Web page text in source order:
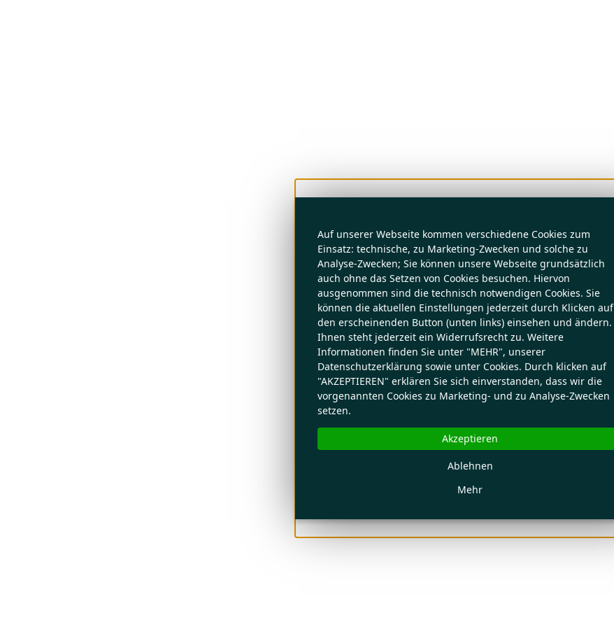
Auf unserer Webseite kommen verschiedene Cookies zum
Einsatz: technische, zu Marketing-Zwecken und solche zu
Analyse-Zwecken; Sie können unsere Webseite grundsätzlich
auch ohne das Setzen von Cookies besuchen. Hiervon
ausgenommen sind die technisch notwendigen Cookies. Sie
können die aktuellen Einstellungen jederzeit durch Klicken auf
den erscheinenden Button (unten links) einsehen und ändern.
Ihnen steht jederzeit ein Widerrufsrecht zu. Weitere
Informationen finden Sie unter "MEHR", unserer
Datenschutzerklärung sowie unter Cookies. Durch klicken auf
"AKZEPTIEREN" erklären Sie sich einverstanden, dass wir die
vorgenannten Cookies zu Marketing- und zu Analyse-Zwecken
setzen.
Mehr
Ablehnen
Akzeptieren